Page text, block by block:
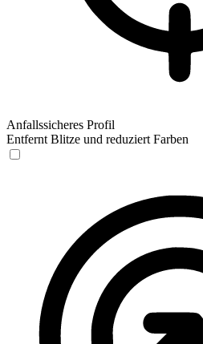
Anfallssicheres Profil
Entfernt Blitze und reduziert Farben